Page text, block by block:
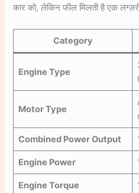
कार को, लेकिन फील मिलती है एक
Category
Engine Type
Motor Type
Combined Power Output
Engine Power
Engine Torque